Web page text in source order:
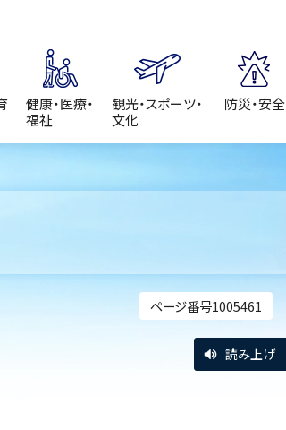
健康・医療・
福祉
観光・スポーツ・
文化
防災・安全
ページ番号1005461
読み上げ